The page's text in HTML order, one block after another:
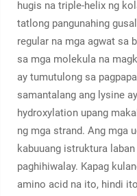
hugis na triple-helix ng
tatlong pangunahing
regular na mga agwat sa
sa mga molekula na
ay tumutulong sa
samantalang ang lysine
hydroxylation upang
ng mga strand. Ang mga
kabuuang istruktura
paghihiwalay. Kapag
amino acid na ito, hindi